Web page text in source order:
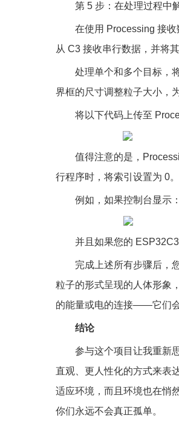
第 5 步：在处理过程中
在使用 Processing 接
从 C3 接收串行数据，并将
处理单个和多个目标，
界框的尺寸调整粒子大小，
将以下代码上传至
值得注意的是，
行程序时，将索引设置为 0
例如，如果控制台显示：
并且如果您的
完成上述所有步骤后，
粒子的形式呈现的人体形象
的能量或电的连接——它们会
结论
参与这个项目让我重新
直观、更人性化的方式来表
适应环境，而且环境也在悄
你们永远不会真正孤单。